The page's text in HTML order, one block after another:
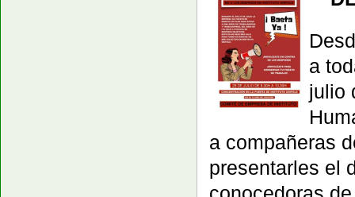
a
julio
a compañeras
presentarles el